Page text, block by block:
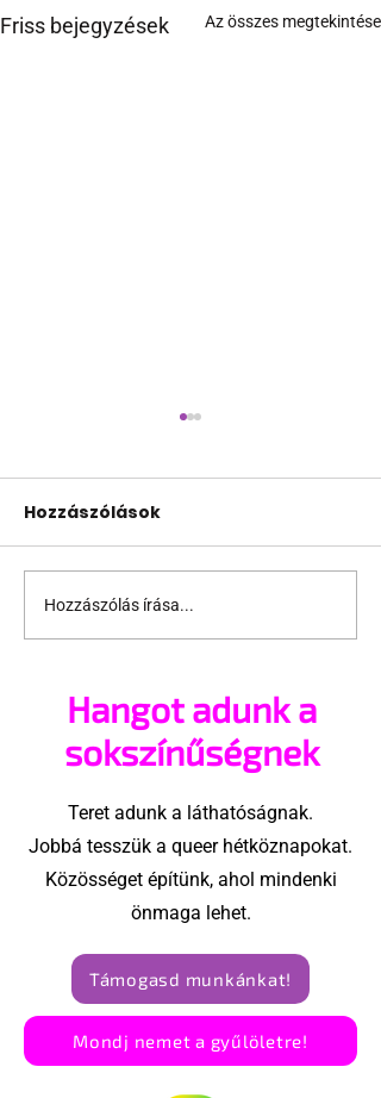
Friss bejegyzések Az összes megtekintése
Terrortámadás
árnyékában tartják
Amszterdamban
Hozzászólások
Hozzászólás írása...
Hangot adunk a
sokszínűségnek
Teret adunk a láthatóságnak.
Jobbá tesszük a queer hétköznapokat.
Közösséget építünk, ahol mindenki
önmaga lehet.
Támogasd munkánkat!
Mondj nemet a gyűlöletre!